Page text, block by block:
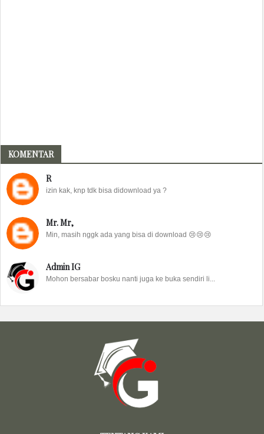
KOMENTAR
R
izin kak, knp tdk bisa didownload ya ?
Mr. Mr,
Min, masih nggk ada yang bisa di download 😢😢😢
Admin IG
Mohon bersabar bosku nanti juga ke buka sendiri li...